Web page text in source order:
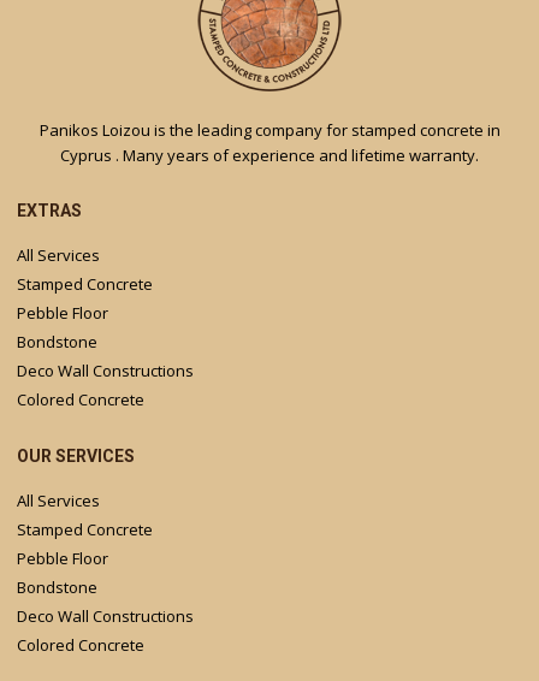
Panikos Loizou is the leading company for stamped concrete in
Cyprus . Many years of experience and lifetime warranty.
EXTRAS
All Services
Stamped Concrete
Pebble Floor
Bondstone
Deco Wall Constructions
Colored Concrete
OUR SERVICES
All Services
Stamped Concrete
Pebble Floor
Bondstone
Deco Wall Constructions
Colored Concrete